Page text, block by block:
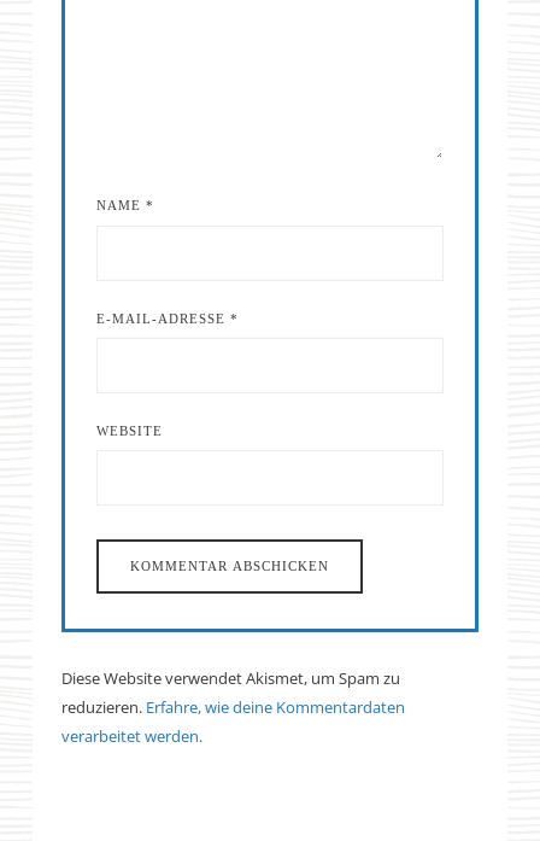
NAME *
E-MAIL-ADRESSE *
WEBSITE
Diese Website verwendet Akismet, um Spam zu
reduzieren. Erfahre, wie deine Kommentardaten
verarbeitet werden.